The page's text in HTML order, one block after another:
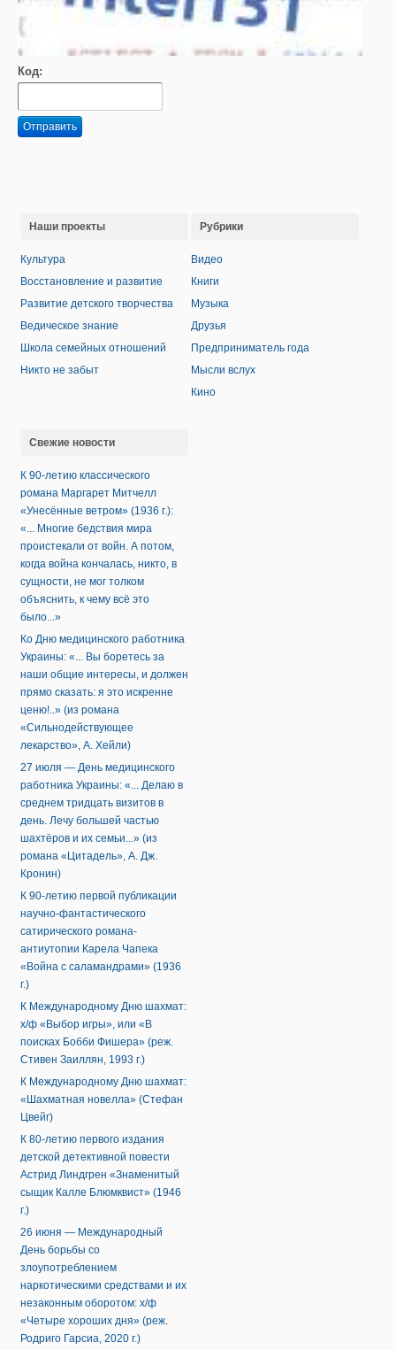
Код:
Отправить
Наши проекты
Культура
Восстановление и развитие
Развитие детского творчества
Ведическое знание
Школа семейных отношений
Никто не забыт
Рубрики
Видео
Книги
Музыка
Друзья
Предприниматель года
Мысли вслух
Кино
Свежие новости
К 90-летию классического
романа Маргарет Митчелл
«Унесённые ветром» (1936 г.):
«... Многие бедствия мира
проистекали от войн. А потом,
когда война кончалась, никто, в
сущности, не мог толком
объяснить, к чему всё это
было...»
Ко Дню медицинского работника
Украины: «... Вы боретесь за
наши общие интересы, и должен
прямо сказать: я это искренне
ценю!..» (из романа
«Сильнодействующее
лекарство», А. Хейли)
27 июля — День медицинского
работника Украины: «... Делаю в
среднем тридцать визитов в
день. Лечу большей частью
шахтёров и их семьи...» (из
романа «Цитадель», А. Дж.
Кронин)
К 90-летию первой публикации
научно-фантастического
сатирического романа-
антиутопии Карела Чапека
«Война с саламандрами» (1936
г.)
К Международному Дню шахмат:
х/ф «Выбор игры», или «В
поисках Бобби Фишера» (реж.
Стивен Заиллян, 1993 г.)
К Международному Дню шахмат:
«Шахматная новелла» (Стефан
Цвейг)
К 80-летию первого издания
детской детективной повести
Астрид Линдгрен «Знаменитый
сыщик Калле Блюмквист» (1946
г.)
26 июня — Международный
День борьбы со
злоупотреблением
наркотическими средствами и их
незаконным оборотом: х/ф
«Четыре хороших дня» (реж.
Родриго Гарсиа, 2020 г.)